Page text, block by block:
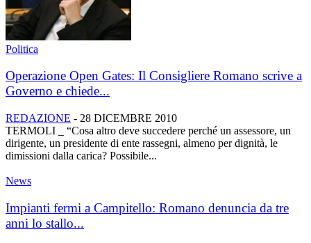
Politica
Operazione Open Gates: Il Consigliere Romano scrive a
Governo e chiede...
REDAZIONE - 28 DICEMBRE 2010
TERMOLI _ “Cosa altro deve succedere perché un assessore, un
dirigente, un presidente di ente rassegni, almeno per dignità, le
dimissioni dalla carica? Possibile...
News
Impianti fermi a Campitello: Romano denuncia da tre
anni lo stallo...